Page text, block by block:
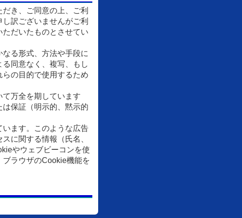
き、ご同意の上、ご利
訳ございませんがご利
だいたものとさせてい
る形式、方法や手段に
同意なく、複写、もし
の目的で使用するため
万全を期しています
保証（明示的、黙示的
ます。このような広告
に関する情報（氏名、
やウェブビーコンを使
ラウザのCookie機能を